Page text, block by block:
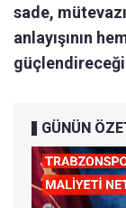
sade,
anlayışının
GÜNÜN